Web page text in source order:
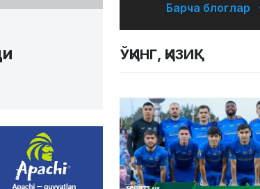
Барча блоглар
ЎҚИНГ, ҚИЗИҚ!